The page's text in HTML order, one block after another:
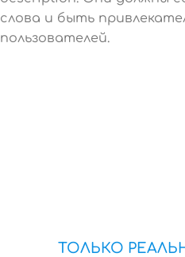
слова и быть
пользователей.
ТОЛЬКО